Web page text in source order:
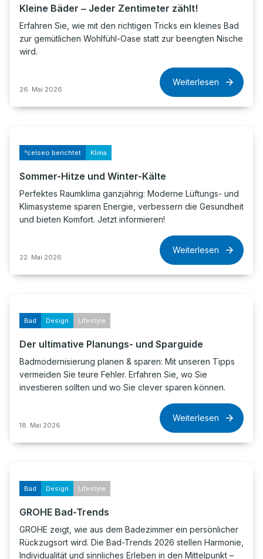
Kleine Bäder ‒ Jeder Zentimeter zählt!
Erfahren Sie, wie mit den richtigen Tricks ein kleines Bad
zur gemütlichen Wohlfühl-Oase statt zur beengten Nische
wird.
26. Mai 2026
Weiterlesen
°celseo berichtet Klima
Sommer-Hitze und Winter-Kälte
Perfektes Raumklima ganzjährig: Moderne Lüftungs- und
Klimasysteme sparen Energie, verbessern die Gesundheit
und bieten Komfort. Jetzt informieren!
22. Mai 2026
Weiterlesen
Bad Design Lifestyle
Der ultimative Planungs- und Sparguide
Badmodernisierung planen & sparen: Mit unseren Tipps
vermeiden Sie teure Fehler. Erfahren Sie, wo Sie
investieren sollten und wo Sie clever sparen können.
18. Mai 2026
Weiterlesen
Bad Design Lifestyle
GROHE Bad-Trends
GROHE zeigt, wie aus dem Badezimmer ein persönlicher
Rückzugsort wird. Die Bad-Trends 2026 stellen Harmonie,
Individualität und sinnliches Erleben in den Mittelpunkt –